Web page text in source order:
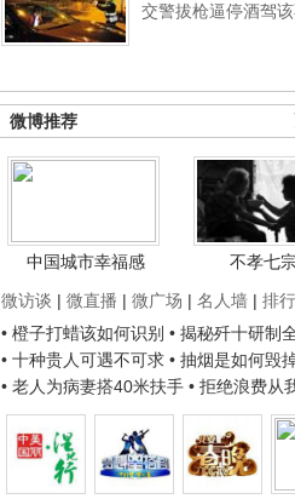
交警拔枪逼停酒驾该
微博推荐
中国城市幸福感
不孝七
微访谈 | 微直播 | 微广场 | 名人墙 | 排
• 橙子打蜡该如何识别 • 揭秘歼十研制
• 十种贵人可遇不可求 • 抽烟是如何毁
• 老人为病妻搭40米扶手 • 拒绝浪费从